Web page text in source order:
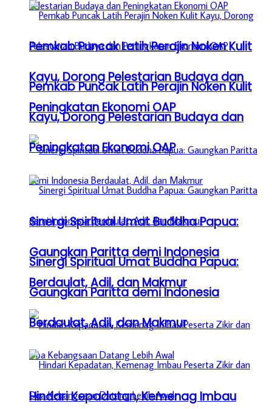
Pemkab Puncak Latih Perajin Noken Kulit
Kayu, Dorong Pelestarian Budaya dan
Peningkatan Ekonomi OAP
Sinergi Spiritual Umat Buddha Papua:
Gaungkan Paritta demi Indonesia
Berdaulat, Adil, dan Makmur
Hindari Kepadatan, Kemenag Imbau
Pemkab Puncak Latih Perajin Noken Kulit
Kayu, Dorong Pelestarian Budaya dan
Peningkatan Ekonomi OAP
Sinergi Spiritual Umat Buddha Papua:
Gaungkan Paritta demi Indonesia
Berdaulat, Adil, dan Makmur